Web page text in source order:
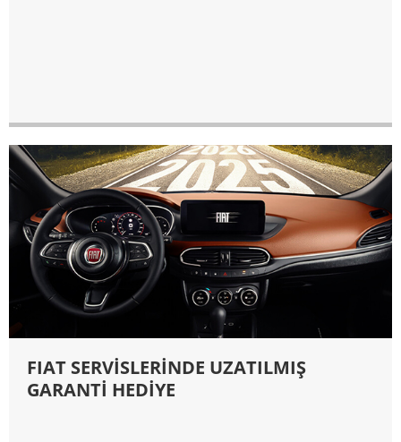
FIAT SERVİSLERİNDE UZATILMIŞ
GARANTİ HEDİYE